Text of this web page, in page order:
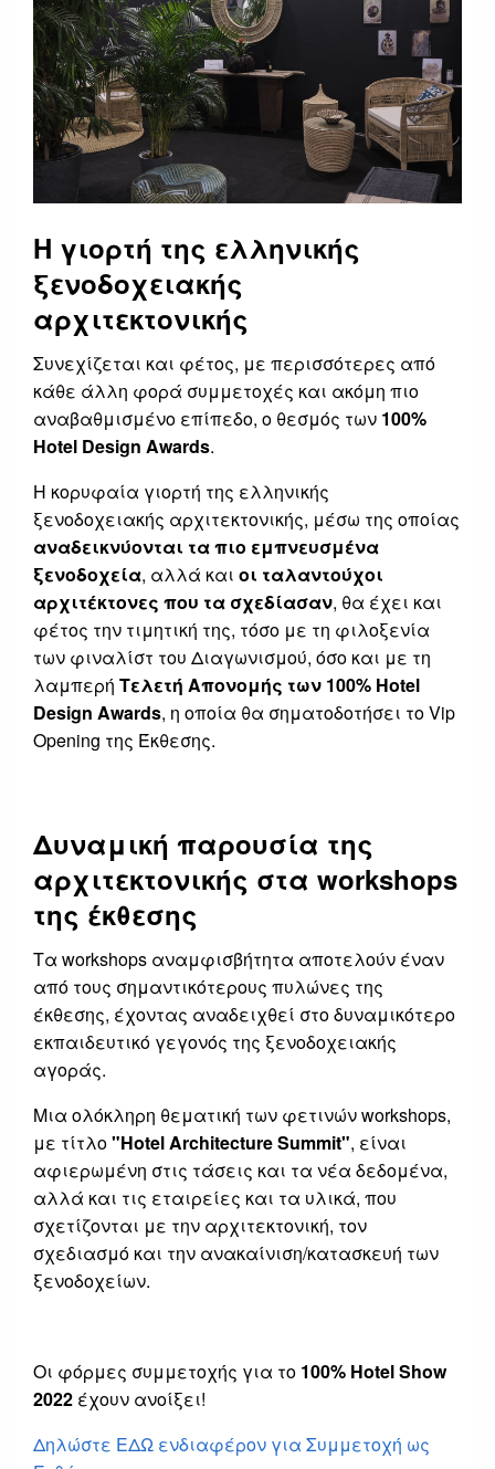
Η γιορτή της ελληνικής
ξενοδοχειακής
αρχιτεκτονικής
Συνεχίζεται και φέτος, με περισσότερες από
κάθε άλλη φορά συμμετοχές και ακόμη πιο
αναβαθμισμένο επίπεδο, ο θεσμός των 100%
Hotel Design Awards.
Η κορυφαία γιορτή της ελληνικής
ξενοδοχειακής αρχιτεκτονικής, μέσω της οποίας
αναδεικνύονται τα πιο εμπνευσμένα
ξενοδοχεία, αλλά και οι ταλαντούχοι
αρχιτέκτονες που τα σχεδίασαν, θα έχει και
φέτος την τιμητική της, τόσο με τη φιλοξενία
των φιναλίστ του Διαγωνισμού, όσο και με τη
λαμπερή Τελετή Απονομής των 100% Hotel
Design Awards, η οποία θα σηματοδοτήσει το Vip
Opening της Έκθεσης.
Δυναμική παρουσία της
αρχιτεκτονικής στα workshops
της έκθεσης
Τα workshops αναμφισβήτητα αποτελούν έναν
από τους σημαντικότερους πυλώνες της
έκθεσης, έχοντας αναδειχθεί στο δυναμικότερο
εκπαιδευτικό γεγονός της ξενοδοχειακής
αγοράς.
Μια ολόκληρη θεματική των φετινών workshops,
με τίτλο"Hotel Architecture Summit", είναι
αφιερωμένη στις τάσεις και τα νέα δεδομένα,
αλλά και τις εταιρείες και τα υλικά, που
σχετίζονται με την αρχιτεκτονική, τον
σχεδιασμό και την ανακαίνιση/κατασκευή των
ξενοδοχείων.
Οι φόρμες συμμετοχής για το 100% HotelShow
2022 έχουν ανοίξει!
Δηλώστε ΕΔΩ ενδιαφέρον για Συμμετοχή ως